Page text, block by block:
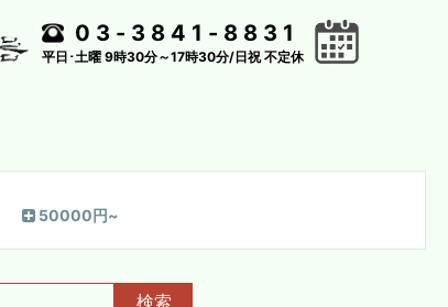
03-3841-8831
平日･土曜 9時30分～17時30分/日祝 不定休
50000円~
検索